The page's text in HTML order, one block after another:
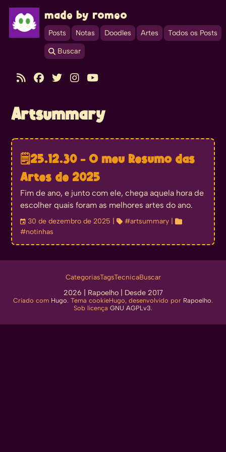
made by romeo
Posts Notas Doodles Artes Todos os Posts
 Buscar
    
Artsummary
🗒️25.12.30 - O meu Resumo das
Artes de 2025
Fim de ano, e junto com ele, chega aquela hora de
escolher quais foram as melhores artes do ano.
󰃭 30 de dezembro de 2025 | #artsummary | 
#notinhas
CategoriasTagsTecnicaBuscar
2026 | Rapoelho| Desde 2017
Criado com Hugo. Tema cookieHugo, desenvolvido por Rapoelho.
Sob licença GNU AGPLv3.